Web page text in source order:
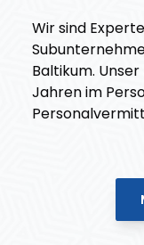
Wir sind
Baltikum.
Jahren im